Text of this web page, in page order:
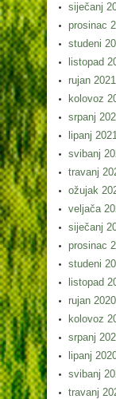
siječanj
prosinac
studeni
listopad
rujan 2021
kolovoz
srpanj
lipanj
svibanj
travanj
ožujak
veljača
siječanj
prosinac
studeni
listopad
rujan 2020
kolovoz
srpanj
lipanj
svibanj
travanj